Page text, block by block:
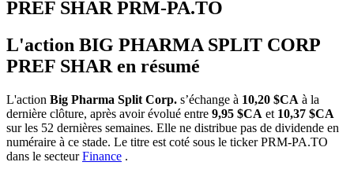
PREF SHAR PRM-PA.TO
L'action BIG PHARMA SPLIT CORP
PREF SHAR en résumé
L'action Big Pharma Split Corp. s’échange à 10,20 $CA à la
dernière clôture, après avoir évolué entre 9,95 $CA et 10,37 $CA
sur les 52 dernières semaines. Elle ne distribue pas de dividende en
numéraire à ce stade. Le titre est coté sous le tickerPRM-PA.TO
dans le secteurFinance .